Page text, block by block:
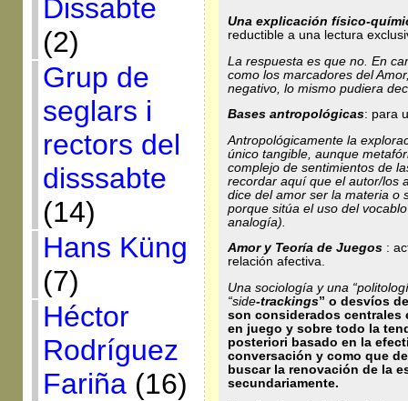
Dissabte
(2)
Grup de
seglars i
rectors del
disssabte
(14)
Hans Küng
(7)
Héctor
Rodríguez
Fariña(16)
Una explicación físico-
reductible a una lectura
La respuesta es que no. En
como los marcadores del
negativo, lo mismo pudiera
Bases antropológicas: para
Antropológicamente la
único tangible, aunque
complejo de sentimientos de
recordar aquí que el autor/los
dice del amor ser la materia o
porque sitúa el uso del
analogía).
Amor y Teoría de Juegos:
relación afectiva.
Una sociología y una
“side-trackings” o desvíos
son considerados centrales
en juego y sobre todo la
posteriori basado en la
conversación y como que
buscar la renovación de la
secundariamente.